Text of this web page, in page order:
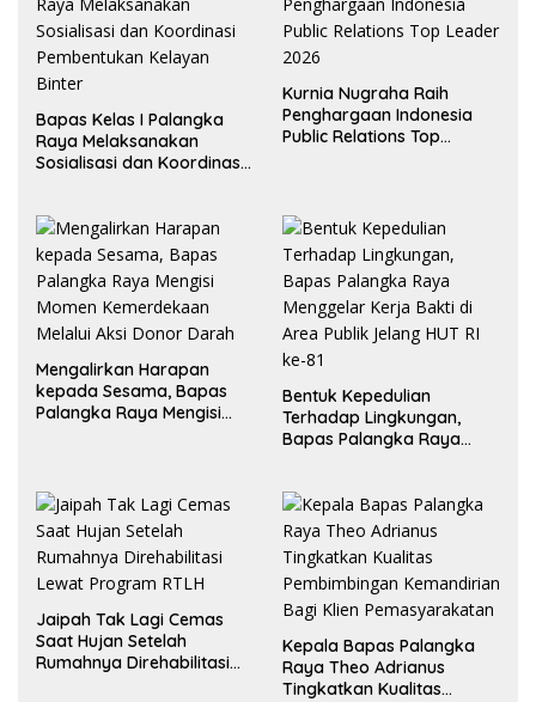
Bapas Kelas I Palangka
Raya Melaksanakan
Sosialisasi dan Koordinasi
Kurnia Nugraha Raih
Penghargaan Indonesia
Public Relations Top
Mengalirkan Harapan
kepada Sesama, Bapas
Palangka Raya Mengisi
Bentuk Kepedulian
Terhadap Lingkungan,
Bapas Palangka Raya
ke-81
Jaipah Tak Lagi Cemas
Saat Hujan Setelah
Rumahnya Direhabilitasi
Kepala Bapas Palangka
Raya Theo Adrianus
Tingkatkan Kualitas